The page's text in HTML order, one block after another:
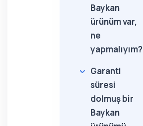
Baykan
ürünüm var,
ne
yapmalıyım?
Garanti
süresi
dolmuş bir
Baykan